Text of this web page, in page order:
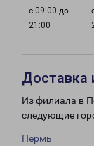
с 09:00 до
21:00
Доставка
Из филиала в
следующие
Пермь